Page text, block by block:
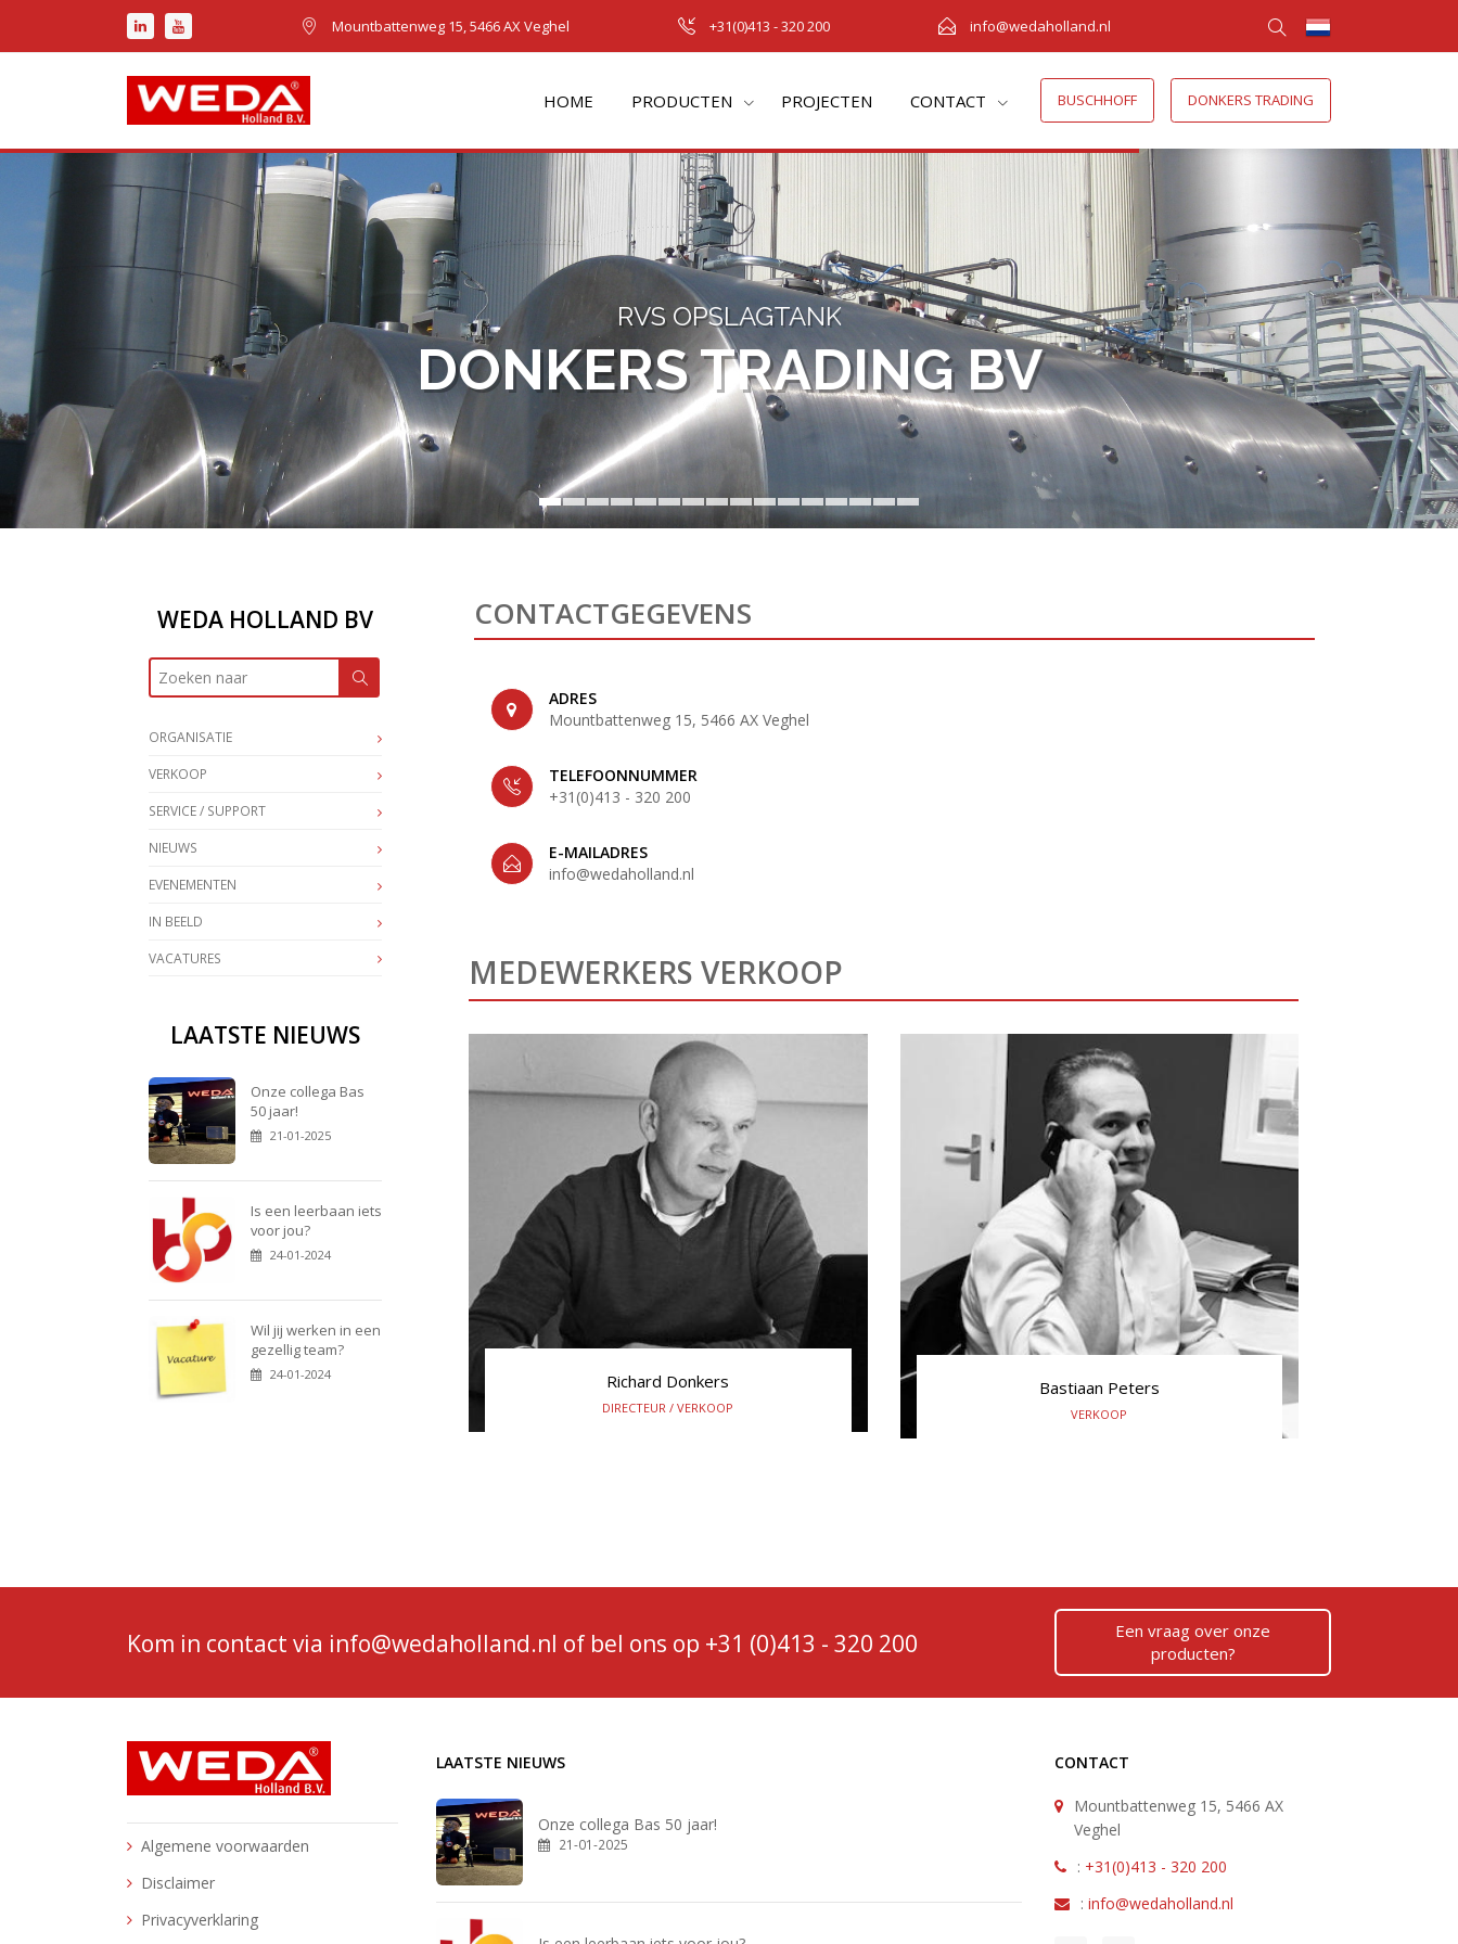
Mountbattenweg 15, 5466 AX Veghel +31(0)413 - 320 200 info@wedaholland.nl
HOME PRODUCTEN PROJECTEN CONTACT BUSCHHOFF DONKERS TRADING
DONKERS TRADING BV
RVS OPSLAGTANK
CONTACTGEGEVENS
ADRES
Mountbattenweg 15, 5466 AX Veghel
TELEFOONNUMMER
+31(0)413 - 320 200
E-MAILADRES
info@wedaholland.nl
MEDEWERKERS VERKOOP
Richard Donkers
DIRECTEUR / VERKOOP
Bastiaan Peters
VERKOOP
WEDA HOLLAND BV
ORGANISATIE
VERKOOP
SERVICE / SUPPORT
NIEUWS
EVENEMENTEN
IN BEELD
VACATURES
LAATSTE NIEUWS
Onze collega Bas
50 jaar!
21-01-2025
Is een leerbaan iets
voor jou?
24-01-2024
Wil jij werken in een
gezellig team?
24-01-2024
Kom in contact via info@wedaholland.nl of bel ons op +31 (0)413 - 320 200
Een vraag over onze
producten?
Algemene voorwaarden
Disclaimer
Privacyverklaring
LAATSTE NIEUWS
Onze collega Bas 50 jaar!
21-01-2025
CONTACT
Mountbattenweg 15, 5466 AX
Veghel
: +31(0)413 - 320 200
: info@wedaholland.nl